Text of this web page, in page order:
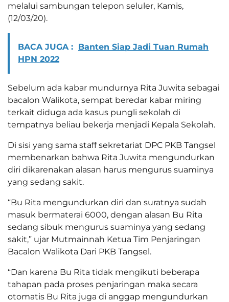
melalui sambungan telepon seluler, Kamis,
(12/03/20).
BACA JUGA : Banten Siap Jadi Tuan Rumah
HPN 2022
Sebelum ada kabar mundurnya Rita Juwita sebagai
bacalon Walikota, sempat beredar kabar miring
terkait diduga ada kasus pungli sekolah di
tempatnya beliau bekerja menjadi Kepala Sekolah.
Di sisi yang sama staff sekretariat DPC PKB Tangsel
membenarkan bahwa Rita Juwita mengundurkan
diri dikarenakan alasan harus mengurus suaminya
yang sedang sakit.
“Bu Rita mengundurkan diri dan suratnya sudah
masuk bermaterai 6000, dengan alasan Bu Rita
sedang sibuk mengurus suaminya yang sedang
sakit,” ujar Mutmainnah Ketua Tim Penjaringan
Bacalon Walikota Dari PKB Tangsel.
“Dan karena Bu Rita tidak mengikuti beberapa
tahapan pada proses penjaringan maka secara
otomatis Bu Rita juga di anggap mengundurkan